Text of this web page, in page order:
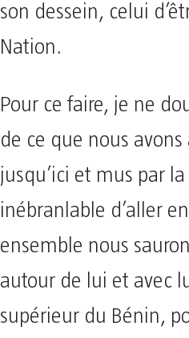
son dessein, celui
Nation.
Pour ce faire, je ne
de ce que nous
jusqu’ici et mus par
inébranlable d’aller
ensemble nous
autour de lui et avec
supérieur du Bénin,